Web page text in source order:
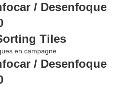
/ Desenfoque
Tiles
/ Desenfoque